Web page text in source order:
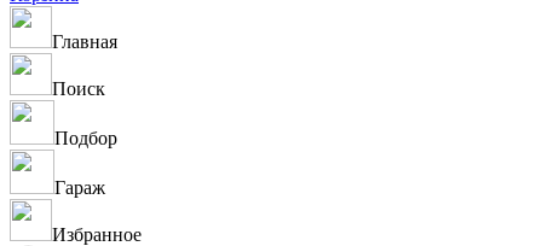
Главная
Поиск
Подбор
Гараж
Избранное